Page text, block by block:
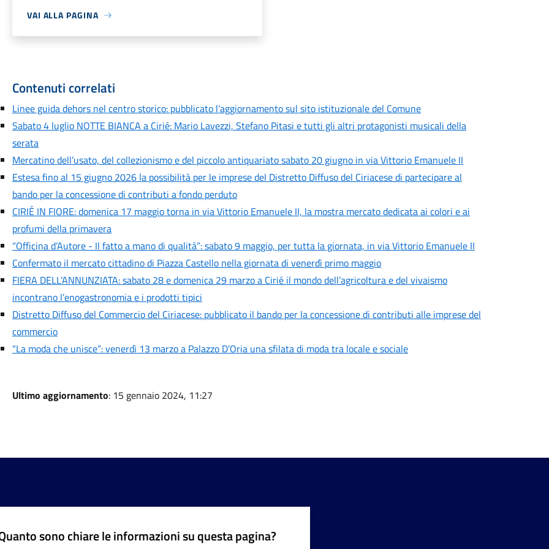
VAI ALLA PAGINA
Contenuti correlati
Linee guida dehors nel centro storico: pubblicato l’aggiornamento sul sito istituzionale del Comune
Sabato 4 luglio NOTTE BIANCA a Cirié: Mario Lavezzi, Stefano Pitasi e tutti gli altri protagonisti musicali della
serata
Mercatino dell’usato, del collezionismo e del piccolo antiquariato sabato 20 giugno in via Vittorio Emanuele II
Estesa fino al 15 giugno 2026 la possibilità per le imprese del Distretto Diffuso del Ciriacese di partecipare al
bando per la concessione di contributi a fondo perduto
CIRIÉ IN FIORE: domenica 17 maggio torna in via Vittorio Emanuele II, la mostra mercato dedicata ai colori e ai
profumi della primavera
“Officina d’Autore - Il fatto a mano di qualità”: sabato 9 maggio, per tutta la giornata, in via Vittorio Emanuele II
Confermato il mercato cittadino di Piazza Castello nella giornata di venerdì primo maggio
FIERA DELL’ANNUNZIATA: sabato 28 e domenica 29 marzo a Cirié il mondo dell’agricoltura e del vivaismo
incontrano l’enogastronomia e i prodotti tipici
Distretto Diffuso del Commercio del Ciriacese: pubblicato il bando per la concessione di contributi alle imprese del
commercio
“La moda che unisce”: venerdì 13 marzo a Palazzo D’Oria una sfilata di moda tra locale e sociale
Ultimo aggiornamento: 15 gennaio 2024, 11:27
sono chiare le informazioni su questa pagina?